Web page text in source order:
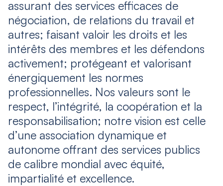
assurant des services efficaces de
négociation, de relations du travail et
autres; faisant valoir les droits et les
intérêts des membres et les défendons
activement; protégeant et valorisant
énergiquement les normes
professionnelles. Nos valeurs sont le
respect, l’intégrité, la coopération et la
responsabilisation; notre vision est celle
d’une association dynamique et
autonome offrant des services publics
de calibre mondial avec équité,
impartialité et excellence.